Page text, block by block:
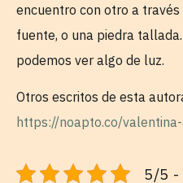
encuentro con otro a través
fuente, o una piedra
podemos ver algo de luz.
Otros escritos de esta
https://noapto.co/
5/5 -